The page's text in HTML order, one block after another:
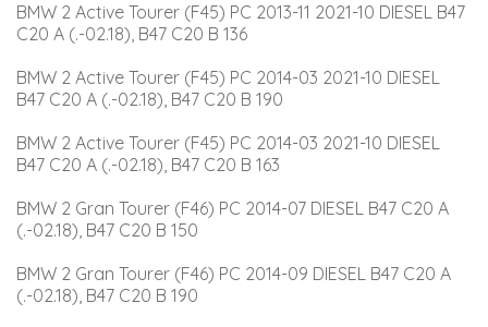
BMW 2 Active Tourer (F45) PC 2013-11 2021-10 DIESEL B47
C20 A (.-02.18), B47 C20 B 136
BMW 2 Active Tourer (F45) PC 2014-03 2021-10 DIESEL
B47 C20 A (.-02.18), B47 C20 B 190
BMW 2 Active Tourer (F45) PC 2014-03 2021-10 DIESEL
B47 C20 A (.-02.18), B47 C20 B 163
BMW 2 Gran Tourer (F46) PC 2014-07 DIESEL B47 C20 A
(.-02.18), B47 C20 B 150
BMW 2 Gran Tourer (F46) PC 2014-09 DIESEL B47 C20 A
(.-02.18), B47 C20 B 190